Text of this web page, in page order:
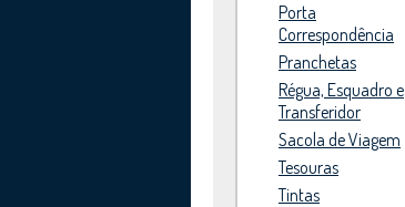
Porta
Correspondência
Pranchetas
Régua, Esquadro e
Transferidor
Sacola de Viagem
Tesouras
Tintas